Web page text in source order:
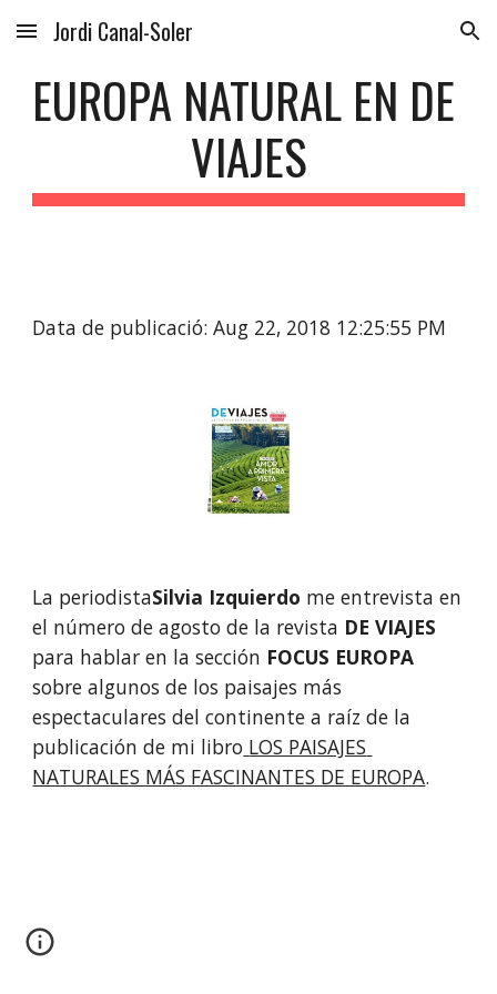
Skip to main content Skip to navigation
Jordi Canal-Soler
EUROPA NATURAL EN DE
VIAJES
Data de publicació: Aug 22, 2018 12:25:55 PM
La periodistaSilvia Izquierdo me entrevista en
el número de agosto de la revista DE VIAJES
para hablar en la sección FOCUS EUROPA
sobre algunos de los paisajes más
espectaculares del continente a raíz de la
publicación de mi libro LOS PAISAJES
NATURALES MÁS FASCINANTES DE EUROPA.